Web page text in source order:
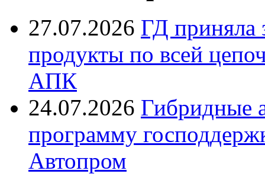
27.07.2026 ГД приняла
продукты по всей
АПК
24.07.2026 Гибридные
программу
Автопром